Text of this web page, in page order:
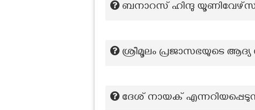
ബനാറസ് ഹിന്ദു
ശ്രീമൂലം പ്രജാസഭയുടെ
ദേശ് നായക്